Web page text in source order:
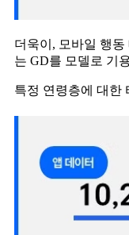
더욱이, 모바일 행
는 GD를 모델로 기
특정 연령층에 대한